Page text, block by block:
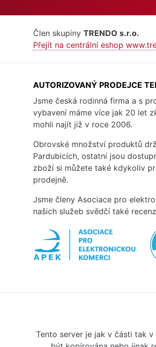
Člen skupiny TRENDO s.r.o.
Přejít na centrální eshop
AUTORIZOVANÝ PRODEJCE
Jsme česká rodinná firma a s
vybavení máme více jak 20 let
mohli najít již v roce 2006.
Obrovské množství produktů
Pardubicích, ostatní jsou
zboží si můžete také kdykoliv
prodejně.
Jsme členy Asociace pro
našich služeb svědčí také
Tento server je jak v části tak